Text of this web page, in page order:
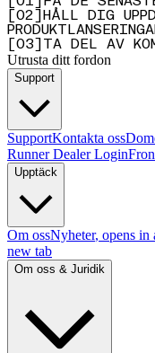
02
HÅLL DIG
03 TA DEL AV
Utrusta ditt fordon
Support
SupportKontakta oss
Runner Dealer Login
Upptäck
Om ossNyheter, opens in
new tab
Om oss & Juridik